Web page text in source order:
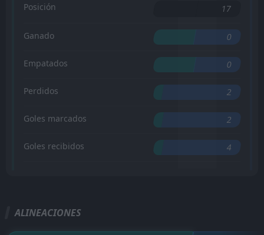
Posición 17
Ganado 0
Empatados 0
Perdidos 2
Goles marcados 2
Goles recibidos 4
ALINEACIONES